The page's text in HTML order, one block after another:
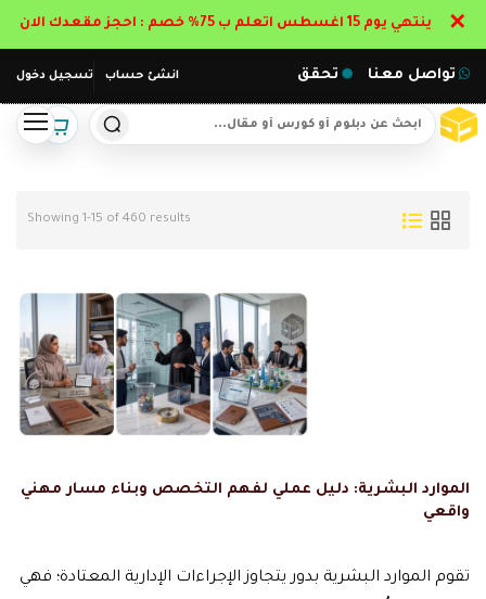
انشئ حساب تسجيل دخول تواصل معنا تحقق
Showing 1-15 of 460 results
الموارد البشرية: دليل عملي لفهم التخصص وبناء مسار مهني
واقعي
تقوم الموارد البشرية بدور يتجاوز الإجراءات الإدارية المعتادة؛ فهي
ينتهي يوم 15 اغسطس اتعلم ب 75% خصم : احجز مقعدك الان ✕